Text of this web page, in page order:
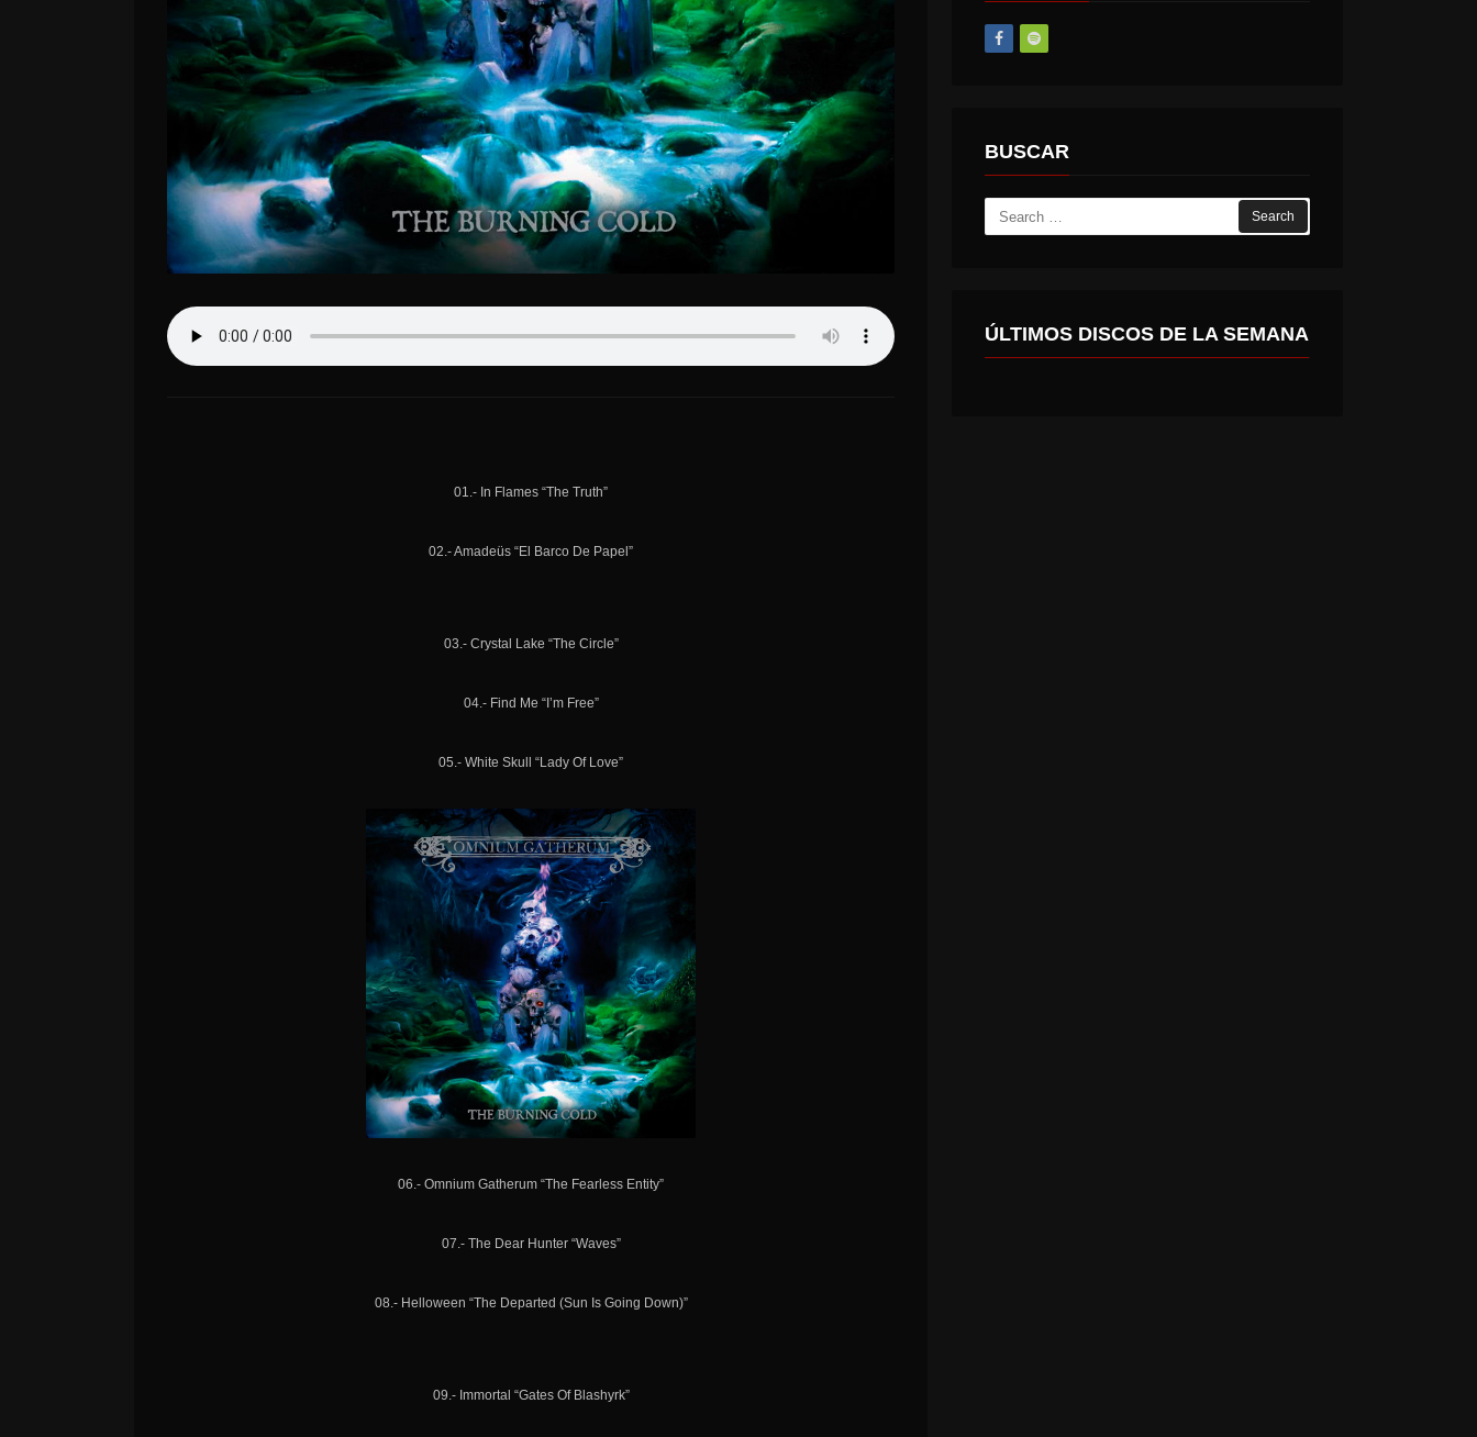
01.- In Flames “The Truth”
02.- Amadeüs “El Barco De Papel”
03.- Crystal Lake “The Circle”
04.- Find Me “I’m Free”
05.- White Skull “Lady Of Love”
06.- Omnium Gatherum “The Fearless Entity”
07.- The Dear Hunter “Waves”
08.- Helloween “The Departed (Sun Is Going Down)”
09.- Immortal “Gates Of Blashyrk”
BUSCAR
Search
for:
ÚLTIMOS DISCOS DE LA SEMANA